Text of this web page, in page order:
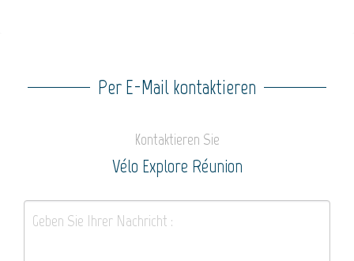
Per E-Mail kontaktieren
Kontaktieren Sie
Vélo Explore Réunion